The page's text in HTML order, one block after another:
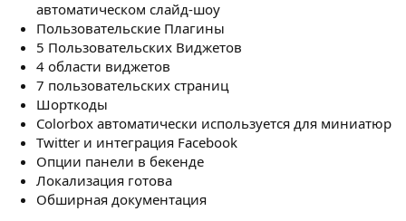
автоматическом слайд-шоу
Пользовательские Плагины
5 Пользовательских Виджетов
4 области виджетов
7 пользовательских страниц
Шорткоды
Colorbox автоматически используется для миниатюр
Twitter и интеграция Facebook
Опции панели в бекенде
Локализация готова
Обширная документация